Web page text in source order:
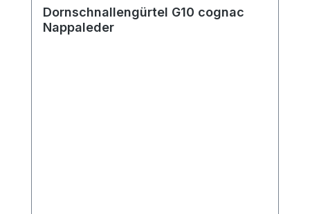
Dornschnallengürtel G10 cognac
Nappaleder